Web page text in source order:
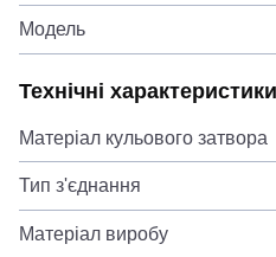
Модель
Технічні характеристики
Матеріал кульового затвора
Тип з'єднання
Матеріал виробу